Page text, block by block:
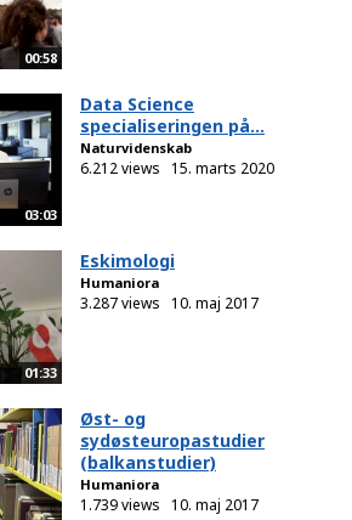
00:58
03:03
Data Science
specialiseringen på...
Naturvidenskab
6.212 views 15. marts 2020
01:33
Eskimologi
Humaniora
3.287 views 10. maj 2017
Øst- og
sydøsteuropastudier
(balkanstudier)
Humaniora
1.739 views 10. maj 2017